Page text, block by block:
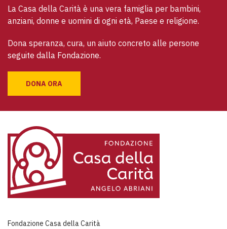
La Casa della Carità è una vera famiglia per bambini,
anziani, donne e uomini di ogni età, Paese e religione.
Dona speranza, cura, un aiuto concreto alle persone
seguite dalla Fondazione.
DONA ORA
Fondazione Casa della Carità